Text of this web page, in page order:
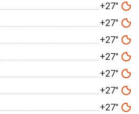
+27°
+27°
+27°
+27°
+27°
+27°
+27°